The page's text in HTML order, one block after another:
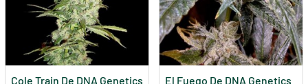
Cole Train De DNA Genetics El Fuego De DNA Genetics